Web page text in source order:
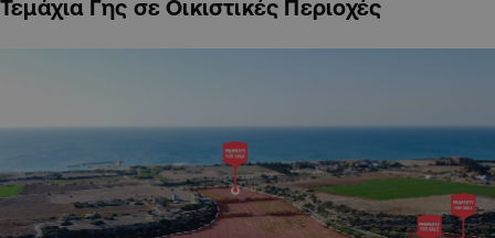
Τεμάχια Γης σε Οικιστικές Περιοχές